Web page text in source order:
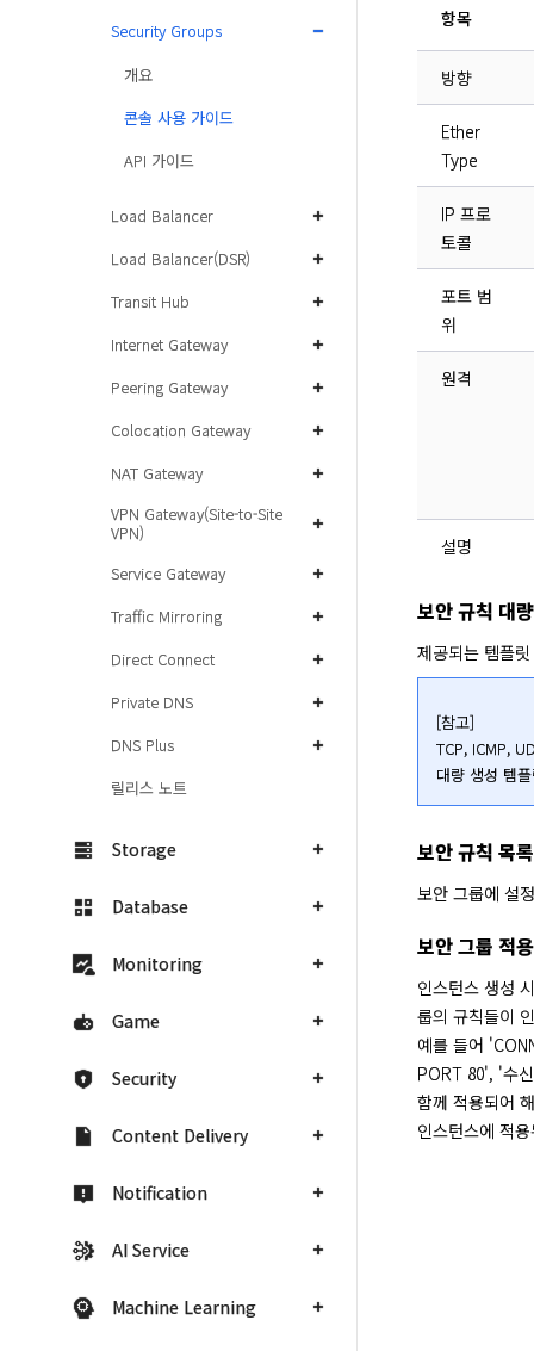
Security Groups
개요
콘솔 사용 가이드
API 가이드
Load Balancer
Load Balancer(DSR)
Transit Hub
Internet Gateway
Peering Gateway
Colocation Gateway
NAT Gateway
VPN Gateway(Site-to-Site
VPN)
Service Gateway
Traffic Mirroring
Direct Connect
Private DNS
DNS Plus
릴리스 노트
Storage
Database
Monitoring
Game
Security
Content Delivery
Notification
AI Service
Machine Learning
항목
방향
Ether
Type
IP 프로
토콜
포트 범
위
원격
설명
보안 규칙 대
제공되는 템플
[참고]
TCP, ICMP,
대량 생성 템
보안 규칙 목
보안 그룹에 설
보안 그룹 적용
인스턴스 생성
룹의 규칙들이
예를 들어
PORT 80', '수
함께 적용되어
인스턴스에 적